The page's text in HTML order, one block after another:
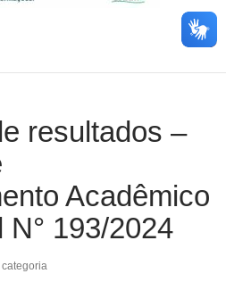
resultados –
Acadêmico
193/2024